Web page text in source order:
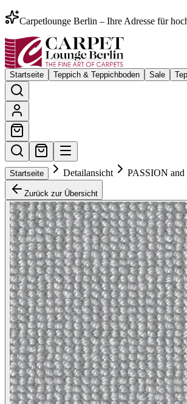
Carpetlounge Berlin – Ihre Adresse für
Startseite Teppich & Teppichboden Sale
Startseite Detailansicht PASSION and
Zurück zur Übersicht